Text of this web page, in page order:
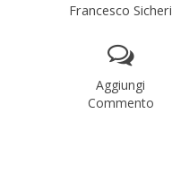
Francesco Sicheri
Aggiungi
Commento